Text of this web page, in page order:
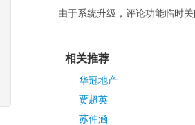
由于系统升级，评论功能临时
相关推荐
华冠地产
贾超英
苏仲涵